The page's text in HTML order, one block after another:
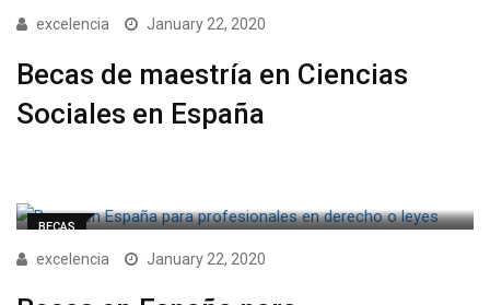
excelencia January 22, 2020
Becas de maestría en Ciencias
Sociales en España
BECAS
excelencia January 22, 2020